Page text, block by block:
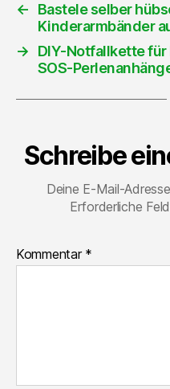
←
Bastele selber
Kinderarmbänder
→
DIY-Notfallkette
SOS-
Schreibe
Deine E-Mail-
Erforderliche
Kommentar *